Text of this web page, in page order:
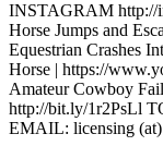
INSTAGRAM http://
Horse Jumps and
Equestrian Crashes
Horse | https://
Amateur Cowboy
http://bit.ly/1r2PsLl
EMAIL: licensing